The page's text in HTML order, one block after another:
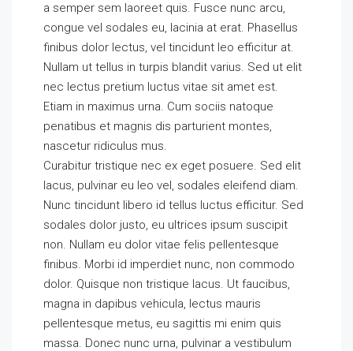
a semper sem laoreet quis. Fusce nunc arcu,
congue vel sodales eu, lacinia at erat. Phasellus
finibus dolor lectus, vel tincidunt leo efficitur at.
Nullam ut tellus in turpis blandit varius. Sed ut elit
nec lectus pretium luctus vitae sit amet est.
Etiam in maximus urna. Cum sociis natoque
penatibus et magnis dis parturient montes,
nascetur ridiculus mus.
Curabitur tristique nec ex eget posuere. Sed elit
lacus, pulvinar eu leo vel, sodales eleifend diam.
Nunc tincidunt libero id tellus luctus efficitur. Sed
sodales dolor justo, eu ultrices ipsum suscipit
non. Nullam eu dolor vitae felis pellentesque
finibus. Morbi id imperdiet nunc, non commodo
dolor. Quisque non tristique lacus. Ut faucibus,
magna in dapibus vehicula, lectus mauris
pellentesque metus, eu sagittis mi enim quis
massa. Donec nunc urna, pulvinar a vestibulum